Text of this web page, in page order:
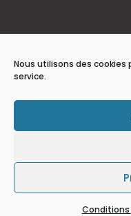
Nous utilisons des
service.
Conditions